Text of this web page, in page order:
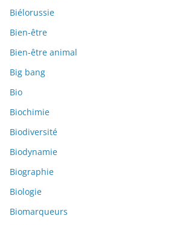
Biélorussie
Bien-être
Bien-être animal
Big bang
Bio
Biochimie
Biodiversité
Biodynamie
Biographie
Biologie
Biomarqueurs